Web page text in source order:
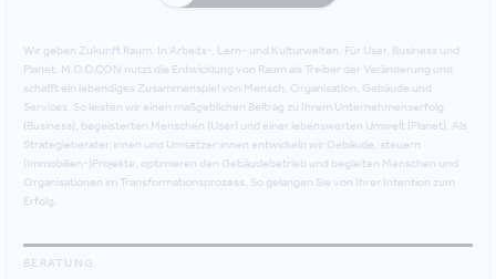
Wir geben Zukunft Raum. In Arbeits-, Lern- und Kulturwelten. Für User, Business und
Planet. M.O.O.CON nutzt die Entwicklung von Raum als Treiber der Veränderung und
schafft ein lebendiges Zusammenspiel von Mensch, Organisation, Gebäude und
Services. So leisten wir einen maßgeblichen Beitrag zu Ihrem Unternehmenserfolg
(Business), begeisterten Menschen (User) und einer lebenswerten Umwelt (Planet). Als
Strategieberater:innen und Umsetzer:innen entwickeln wir Gebäude, steuern
(Immobilien-)Projekte, optimieren den Gebäudebetrieb und begleiten Menschen und
Organisationen im Transformationsprozess. So gelangen Sie von Ihrer Intention zum
Erfolg.
BERATUNG